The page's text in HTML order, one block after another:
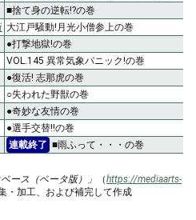
■捨て身の逆転!?の巻
大江戸騒動!月光小僧参上の巻
●打撃地獄!の巻
VOL.145 異常気象パニック!の巻
●復活! 志那虎の巻
○失われた野獣の巻
●奇妙な友情の巻
●選手交替!!の巻
連載終了 ■雨ふって・・・の巻
ース（ベータ版）」 （https://mediaarts-
・加工、および補完して作成